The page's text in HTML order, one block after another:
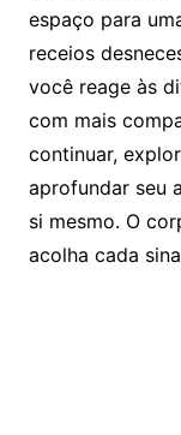
espaço para
receios
você reage às
com mais
continuar,
aprofundar seu
si mesmo. O
acolha cada